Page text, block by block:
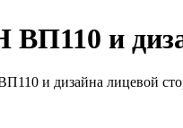
и
и дизайна лицевой